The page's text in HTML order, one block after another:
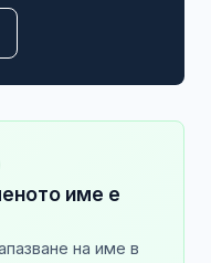
име е
на име в